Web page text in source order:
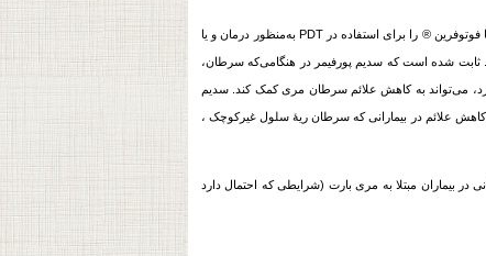
برای بررسی زمانی، سازمان غذا و داروی ایالات‌متحده(FDA) عامل حساس به نور به نام سدیم پورفیمر و یا فوتوفرین ® را برای استفاده در PDT به‌منظور درمان و یا
سرطان،
می‌تواند به کاهش علائمسرطان مری کمک کند. سدیم
علائم در بیمارانی که سرطانریۀ سلول غیرکوچک ،
ی در بیماران مبتلا به مری بارت (شرایطی که احتمال دارد